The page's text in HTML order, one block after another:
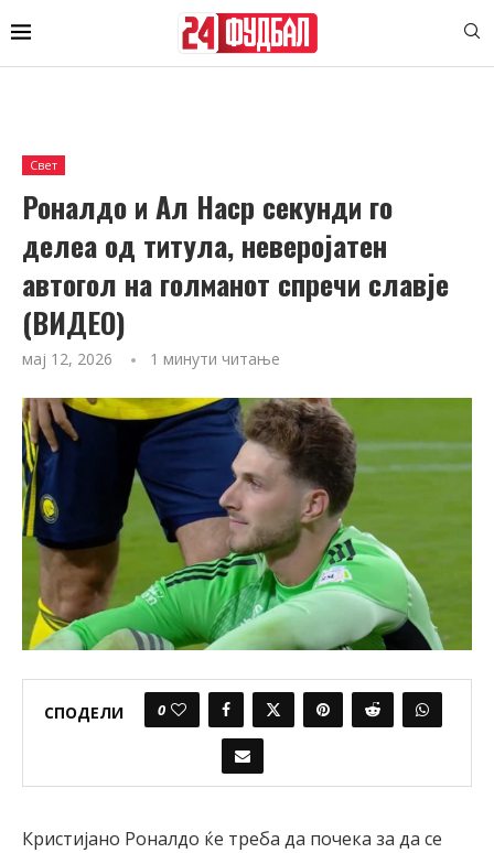
Свет
Роналдо и Ал Наср секунди го
делеа од титула, неверојатен
автогол на голманот спречи славје
(ВИДЕО)
мај 12, 2026 1 минути читање
СПОДЕЛИ 0
Кристијано Роналдо ќе треба да почека за да се